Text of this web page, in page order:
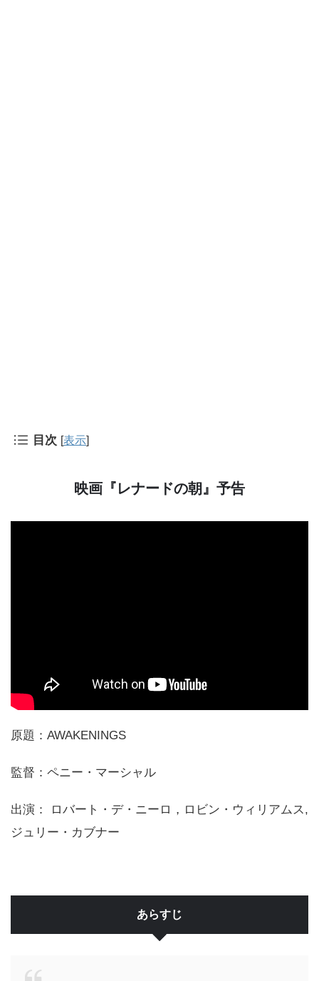
目次 [表示]
映画『レナードの朝』予告
原題：AWAKENINGS
監督：ペニー・マーシャル
出演： ロバート・デ・ニーロ，ロビン・ウィリアムス,
ジュリー・カブナー
あらすじ